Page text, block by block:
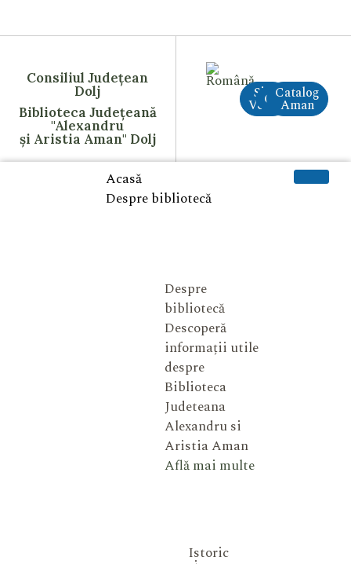
Consiliul Județean
Dolj
Biblioteca Județeană
"Alexandru
și Aristia Aman" Dolj
Site
VechiCreAI
Catalog
Aman
Acasă
Despre bibliotecă
Despre
bibliotecă
Descoperă
informații utile
despre
Biblioteca
Judeteana
Alexandru si
Aristia Aman
Află mai multe
Istoric